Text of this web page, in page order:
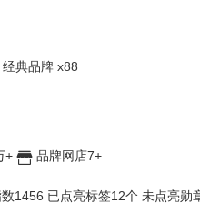
经典品牌 x88
+
品牌网店7+
1456 已点亮标签12个 未点亮勋